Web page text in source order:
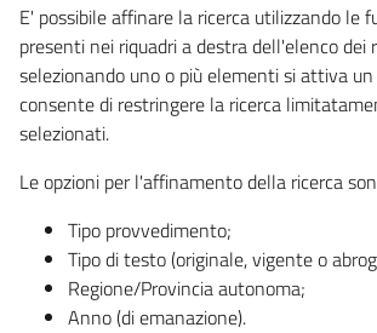
E' possibile affinare la ricerca utilizzando le
presenti nei riquadri a destra dell'elenco dei
selezionando uno o più elementi si attiva
consente di restringere la ricerca
selezionati.
Le opzioni per l'affinamento della ricerca
Tipo provvedimento;
Tipo di testo (originale, vigente o
Regione/Provincia autonoma;
Anno (di emanazione).